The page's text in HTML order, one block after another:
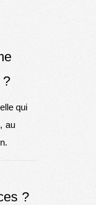
?
qui
au
?